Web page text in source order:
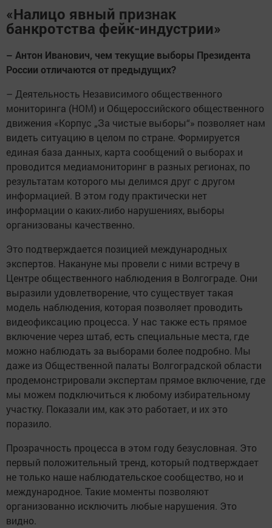
«Налицо явный признак
банкротства фейк-индустрии»
– Антон Иванович, чем текущие выборы Президента
России отличаются от предыдущих?
– Деятельность Независимого общественного
мониторинга (НОМ) и Общероссийского общественного
движения «Корпус „За чистые выборы“» позволяет нам
видеть ситуацию в целом по стране. Формируется
единая база данных, карта сообщений о выборах и
проводится медиамониторинг в разных регионах, по
результатам которого мы делимся друг с другом
информацией. В этом году практически нет
информации о каких-либо нарушениях, выборы
организованы качественно.
Это подтверждается позицией международных
экспертов. Накануне мы провели с ними встречу в
Центре общественного наблюдения в Волгограде. Они
выразили удовлетворение, что существует такая
модель наблюдения, которая позволяет проводить
видеофиксацию процесса. У нас также есть прямое
включение через штаб, есть специальные места, где
можно наблюдать за выборами более подробно. Мы
даже из Общественной палаты Волгоградской области
продемонстрировали экспертам прямое включение, где
мы можем подключиться к любому избирательному
участку. Показали им, как это работает, и их это
поразило.
Прозрачность процесса в этом году безусловная. Это
первый положительный тренд, который подтверждает
не только наше наблюдательское сообщество, но и
международное. Такие моменты позволяют
организованно исключить любые нарушения. Это
видно.